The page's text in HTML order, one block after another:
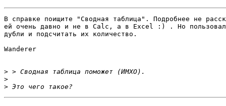
В справке поищите "Сводная таблица". Подробнее не
ей очень давно и не в Calc, а в Excel :) . Но пользовал
дубли и подсчитать их количество.
Wanderer
>
>
>